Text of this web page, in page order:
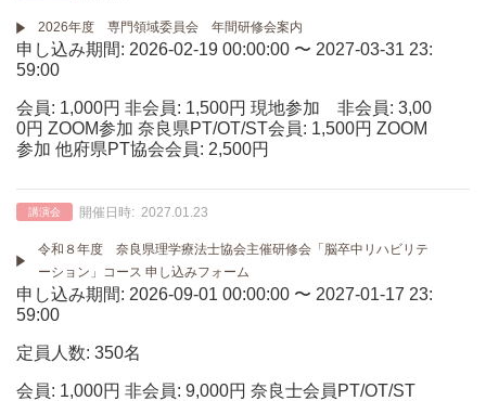
2026年度 専門領域委員会 年間研修会案内
申し込み期間: 2026-02-19 00:00:00 〜 2027-03-31 23:
59:00
会員: 1,000円 非会員: 1,500円 現地参加 非会員: 3,00
0円 ZOOM参加 奈良県PT/OT/ST会員: 1,500円 ZOOM
参加 他府県PT協会会員: 2,500円
講演会 開催日時: 2027.01.23
令和８年度 奈良県理学療法士協会主催研修会「脳卒中リハビリテ
ーション」コース 申し込みフォーム
申し込み期間: 2026-09-01 00:00:00 〜 2027-01-17 23:
59:00
定員人数: 350名
会員: 1,000円 非会員: 9,000円 奈良士会員PT/OT/ST